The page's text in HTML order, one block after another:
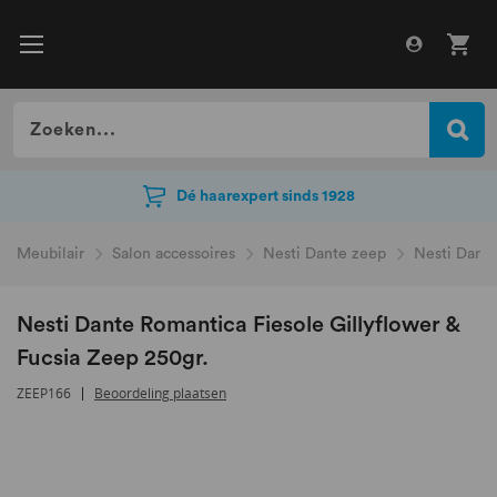
Dé haarexpert sinds 1928
Meubilair Salon accessoires Nesti Dante zeep Nesti
Nesti Dante Romantica Fiesole Gillyflower &
Fucsia Zeep 250gr.
ZEEP166 Beoordeling plaatsen